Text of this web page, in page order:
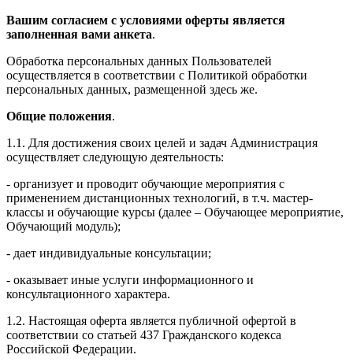
Вашим согласием с условиями оферты является
заполненная вами анкета.
Обработка персональных данных Пользователей
осуществляется в соответствии с Политикой обработки
персональных данных, размещенной здесь же.
Общие положения.
1.1. Для достижения своих целей и задач Администрация
осуществляет следующую деятельность:
- организует и проводит обучающие мероприятия с
применением дистанционных технологий, в т.ч. мастер-
классы и обучающие курсы (далее – Обучающее мероприятие,
Обучающий модуль);
- дает индивидуальные консультации;
- оказывает иные услуги информационного и
консультационного характера.
1.2. Настоящая оферта является публичной офертой в
соответствии со статьей 437 Гражданского кодекса
Российской Федерации.